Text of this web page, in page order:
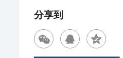
分享到